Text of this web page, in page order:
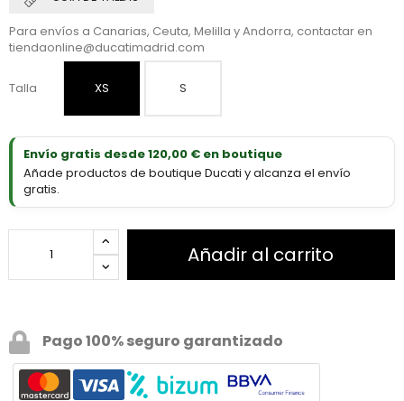
Para envíos a Canarias, Ceuta, Melilla y Andorra, contactar en
tiendaonline@ducatimadrid.com
Talla XS S
Envío gratis desde 120,00 € en boutique
Añade productos de boutique Ducati y alcanza el envío
gratis.
Añadir al carrito
Pago 100% seguro garantizado